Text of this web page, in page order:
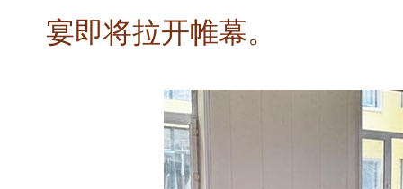
宴即将拉开帷幕。